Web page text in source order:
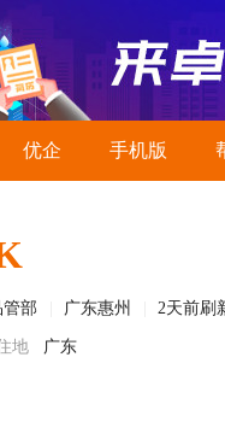
优企 手机版
管部 广东惠州 2天前刷
地 广东